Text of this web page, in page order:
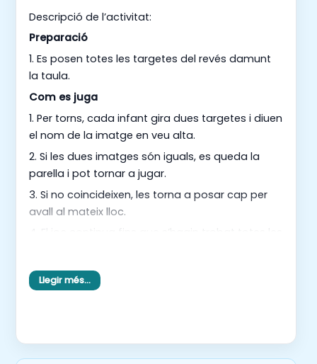
Descripció de l’activitat:
Preparació
1. Es posen totes les targetes del revés damunt
la taula.
Com es juga
1. Per torns, cada infant gira dues targetes i diuen
el nom de la imatge en veu alta.
2. Si les dues imatges són iguals, es queda la
parella i pot tornar a jugar.
3. Si no coincideixen, les torna a posar cap per
avall al mateix lloc.
5. Guanya l’infant que ha trobat més parelles.
Llegir més…